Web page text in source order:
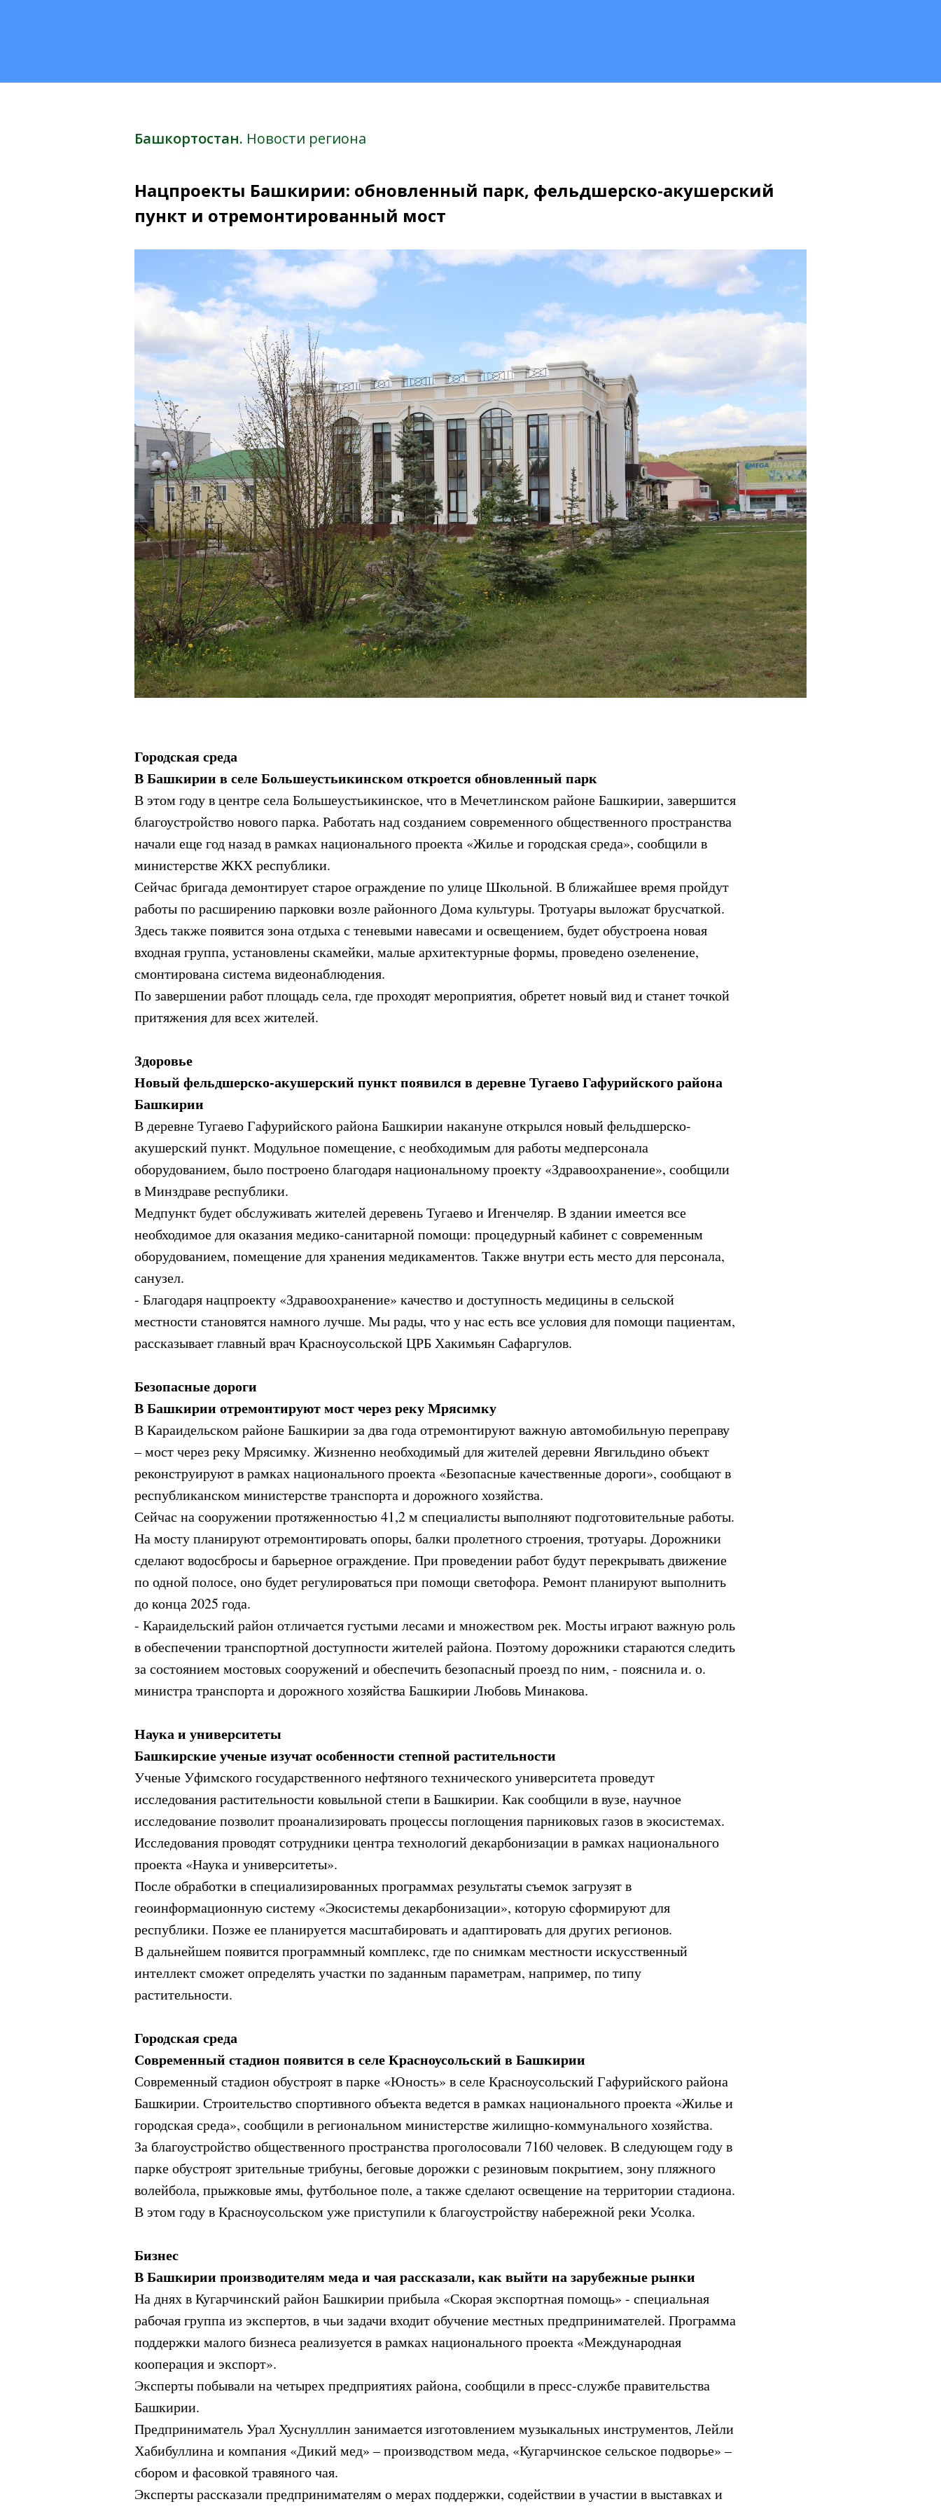
Башкортостан. Новости региона
Нацпроекты Башкирии: обновленный парк, фельдшерско-акушерский
пункт и отремонтированный мост
Городская среда
В Башкирии в селе Большеустьикинском откроется обновленный парк
В этом году в центре села Большеустьикинское, что в Мечетлинском районе Башкирии, завершится
благоустройство нового парка. Работать над созданием современного общественного пространства
начали еще год назад в рамках национального проекта «Жилье и городская среда», сообщили в
министерстве ЖКХ республики.
Сейчас бригада демонтирует старое ограждение по улице Школьной. В ближайшее время пройдут
работы по расширению парковки возле районного Дома культуры. Тротуары выложат брусчаткой.
Здесь также появится зона отдыха с теневыми навесами и освещением, будет обустроена новая
входная группа, установлены скамейки, малые архитектурные формы, проведено озеленение,
смонтирована система видеонаблюдения.
По завершении работ площадь села, где проходят мероприятия, обретет новый вид и станет точкой
притяжения для всех жителей.
Здоровье
Новый фельдшерско-акушерский пункт появился в деревне Тугаево Гафурийского района
Башкирии
В деревне Тугаево Гафурийского района Башкирии накануне открылся новый фельдшерско-
акушерский пункт. Модульное помещение, с необходимым для работы медперсонала
оборудованием, было построено благодаря национальному проекту «Здравоохранение», сообщили
в Минздраве республики.
Медпункт будет обслуживать жителей деревень Тугаево и Игенчеляр. В здании имеется все
необходимое для оказания медико-санитарной помощи: процедурный кабинет с современным
оборудованием, помещение для хранения медикаментов. Также внутри есть место для персонала,
санузел.
- Благодаря нацпроекту «Здравоохранение» качество и доступность медицины в сельской
местности становятся намного лучше. Мы рады, что у нас есть все условия для помощи пациентам,
рассказывает главный врач Красноусольской ЦРБ Хакимьян Сафаргулов.
Безопасные дороги
В Башкирии отремонтируют мост через реку Мрясимку
В Караидельском районе Башкирии за два года отремонтируют важную автомобильную переправу
– мост через реку Мрясимку. Жизненно необходимый для жителей деревни Явгильдино объект
реконструируют в рамках национального проекта «Безопасные качественные дороги», сообщают в
республиканском министерстве транспорта и дорожного хозяйства.
Сейчас на сооружении протяженностью 41,2 м специалисты выполняют подготовительные работы.
На мосту планируют отремонтировать опоры, балки пролетного строения, тротуары. Дорожники
сделают водосбросы и барьерное ограждение. При проведении работ будут перекрывать движение
по одной полосе, оно будет регулироваться при помощи светофора. Ремонт планируют выполнить
до конца 2025 года.
- Караидельский район отличается густыми лесами и множеством рек. Мосты играют важную роль
в обеспечении транспортной доступности жителей района. Поэтому дорожники стараются следить
за состоянием мостовых сооружений и обеспечить безопасный проезд по ним, - пояснила и. о.
министра транспорта и дорожного хозяйства Башкирии Любовь Минакова.
Наука и университеты
Башкирские ученые изучат особенности степной растительности
Ученые Уфимского государственного нефтяного технического университета проведут
исследования растительности ковыльной степи в Башкирии. Как сообщили в вузе, научное
исследование позволит проанализировать процессы поглощения парниковых газов в экосистемах.
Исследования проводят сотрудники центра технологий декарбонизации в рамках национального
проекта «Наука и университеты».
После обработки в специализированных программах результаты съемок загрузят в
геоинформационную систему «Экосистемы декарбонизации», которую сформируют для
республики. Позже ее планируется масштабировать и адаптировать для других регионов.
В дальнейшем появится программный комплекс, где по снимкам местности искусственный
интеллект сможет определять участки по заданным параметрам, например, по типу
растительности.
Городская среда
Современный стадион появится в селе Красноусольский в Башкирии
Современный стадион обустроят в парке «Юность» в селе Красноусольский Гафурийского района
Башкирии. Строительство спортивного объекта ведется в рамках национального проекта «Жилье и
городская среда», сообщили в региональном министерстве жилищно-коммунального хозяйства.
За благоустройство общественного пространства проголосовали 7160 человек. В следующем году в
парке обустроят зрительные трибуны, беговые дорожки с резиновым покрытием, зону пляжного
волейбола, прыжковые ямы, футбольное поле, а также сделают освещение на территории стадиона.
В этом году в Красноусольском уже приступили к благоустройству набережной реки Усолка.
Бизнес
В Башкирии производителям меда и чая рассказали, как выйти на зарубежные рынки
На днях в Кугарчинский район Башкирии прибыла «Скорая экспортная помощь» - специальная
рабочая группа из экспертов, в чьи задачи входит обучение местных предпринимателей. Программа
поддержки малого бизнеса реализуется в рамках национального проекта «Международная
кооперация и экспорт».
Эксперты побывали на четырех предприятиях района, сообщили в пресс-службе правительства
Башкирии.
Предприниматель Урал Хуснулллин занимается изготовлением музыкальных инструментов, Лейли
Хабибуллина и компания «Дикий мед» – производством меда, «Кугарчинское сельское подворье» –
сбором и фасовкой травяного чая.
Эксперты рассказали предпринимателям о мерах поддержки, содействии в участии в выставках и